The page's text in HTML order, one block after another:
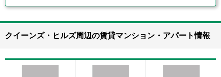
クイーンズ・ヒルズ周辺の賃貸マンション・アパート情報